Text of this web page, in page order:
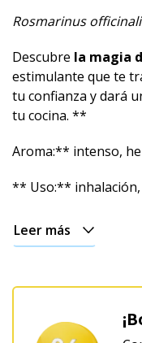
Amaderado
Dulce
Almizclado
Rosmarinus
Descubre la magia
estimulante que te
tu confianza y dará
tu cocina. **
Aroma:** intenso,
** Uso:**
Leer más